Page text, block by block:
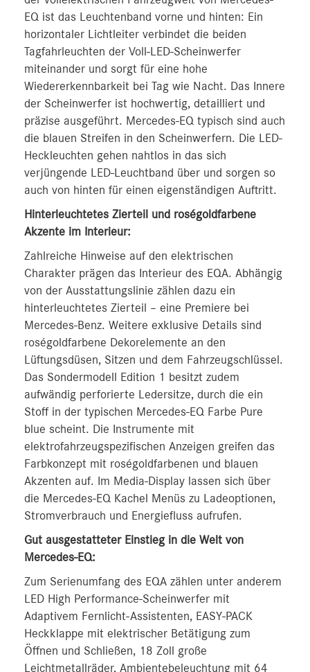
EQ ist das Leuchtenband vorne und hinten: Ein
horizontaler Lichtleiter verbindet die beiden
Tagfahrleuchten der Voll-LED-Scheinwerfer
miteinander und sorgt für eine hohe
Wiedererkennbarkeit bei Tag wie Nacht. Das Innere
der Scheinwerfer ist hochwertig, detailliert und
präzise ausgeführt. Mercedes-EQ typisch sind auch
die blauen Streifen in den Scheinwerfern. Die LED-
Heckleuchten gehen nahtlos in das sich
verjüngende LED-Leuchtband über und sorgen so
auch von hinten für einen eigenständigen Auftritt.
Hinterleuchtetes Zierteil und roségoldfarbene
Akzente im Interieur:
Zahlreiche Hinweise auf den elektrischen
Charakter prägen das Interieur des EQA. Abhängig
von der Ausstattungslinie zählen dazu ein
hinterleuchtetes Zierteil – eine Premiere bei
Mercedes-Benz. Weitere exklusive Details sind
roségoldfarbene Dekorelemente an den
Lüftungsdüsen, Sitzen und dem Fahrzeugschlüssel.
Das Sondermodell Edition 1 besitzt zudem
aufwändig perforierte Ledersitze, durch die ein
Stoff in der typischen Mercedes-EQ Farbe Pure
blue scheint. Die Instrumente mit
elektrofahrzeugspezifischen Anzeigen greifen das
Farbkonzept mit roségoldfarbenen und blauen
Akzenten auf. Im Media-Display lassen sich über
die Mercedes-EQ Kachel Menüs zu Ladeoptionen,
Stromverbrauch und Energiefluss aufrufen.
Gut ausgestatteter Einstieg in die Welt von
Mercedes-EQ:
Zum Serienumfang des EQA zählen unter anderem
LED High Performance-Scheinwerfer mit
Adaptivem Fernlicht-Assistenten, EASY-PACK
Heckklappe mit elektrischer Betätigung zum
Öffnen und Schließen, 18 Zoll große
Leichtmetallräder, Ambientebeleuchtung mit 64